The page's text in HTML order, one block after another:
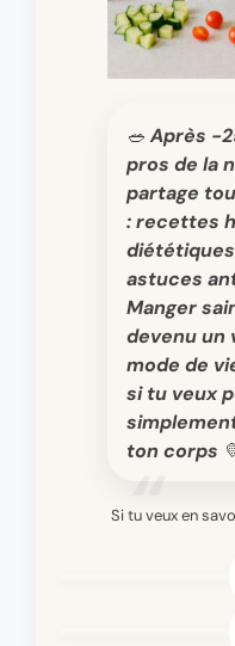
🥗 Après -
pros de la
partage
: recettes
astuces
Manger
devenu un
mode de
si tu veux
ton corps
Si tu veux en